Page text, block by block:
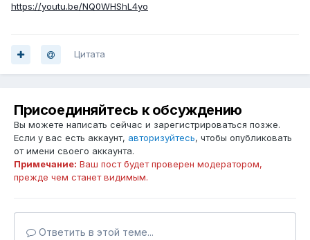
https://youtu.be/NQ0WHShL4yo
Цитата
Присоединяйтесь к обсуждению
Вы можете написать сейчас и зарегистрироваться позже.
Если у вас есть аккаунт, авторизуйтесь, чтобы опубликовать
от имени своего аккаунта.
Примечание: Ваш пост будет проверен модератором,
прежде чем станет видимым.
Ответить в этой теме...